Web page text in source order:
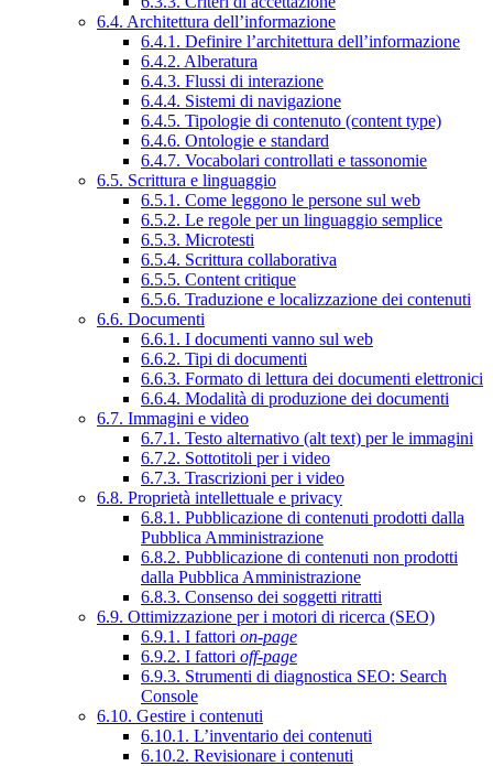
6.4. Architettura dell’informazione
6.4.1. Definire l’architettura dell’informazione
6.4.2. Alberatura
6.4.3. Flussi di interazione
6.4.4. Sistemi di navigazione
6.4.5. Tipologie di contenuto (content type)
6.4.6. Ontologie e standard
6.4.7. Vocabolari controllati e tassonomie
6.5. Scrittura e linguaggio
6.5.1. Come leggono le persone sul web
6.5.2. Le regole per un linguaggio semplice
6.5.3. Microtesti
6.5.4. Scrittura collaborativa
6.5.5. Content critique
6.5.6. Traduzione e localizzazione dei contenuti
6.6. Documenti
6.6.1. I documenti vanno sul web
6.6.2. Tipi di documenti
6.6.3. Formato di lettura dei documenti elettronici
6.6.4. Modalità di produzione dei documenti
6.7. Immagini e video
6.7.1. Testo alternativo (alt text) per le immagini
6.7.2. Sottotitoli per i video
6.7.3. Trascrizioni per i video
6.8. Proprietà intellettuale e privacy
6.8.1. Pubblicazione di contenuti prodotti dalla
Pubblica Amministrazione
6.8.2. Pubblicazione di contenuti non prodotti
dalla Pubblica Amministrazione
6.8.3. Consenso dei soggetti ritratti
6.9. Ottimizzazione per i motori di ricerca (SEO)
6.9.1. I fattori on-page
6.9.2. I fattori off-page
6.9.3. Strumenti di diagnostica SEO: Search
Console
6.10. Gestire i contenuti
6.10.1. L’inventario dei contenuti
6.10.2. Revisionare i contenuti